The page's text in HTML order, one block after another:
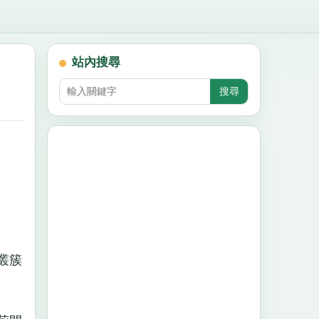
簇
站內搜尋